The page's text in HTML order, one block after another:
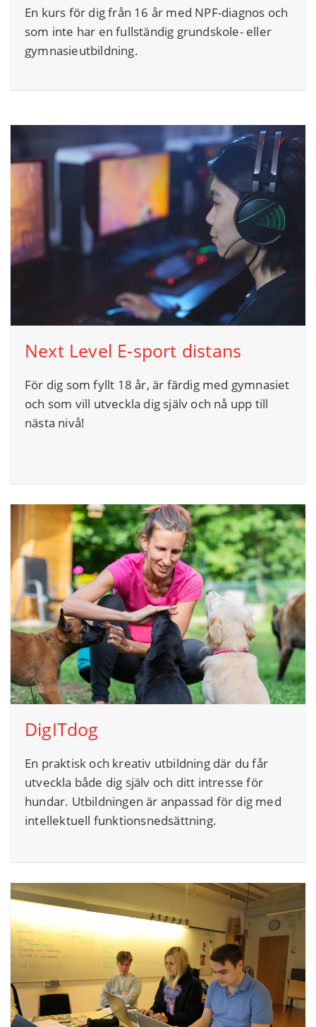
En kurs för dig från 16 år med NPF-diagnos och
som inte har en fullständig grundskole- eller
gymnasieutbildning.
Next Level E-sport distans
För dig som fyllt 18 år, är färdig med gymnasiet
och som vill utveckla dig själv och nå upp till
nästa nivå!
DigITdog
En praktisk och kreativ utbildning där du får
utveckla både dig själv och ditt intresse för
hundar. Utbildningen är anpassad för dig med
intellektuell funktionsnedsättning.